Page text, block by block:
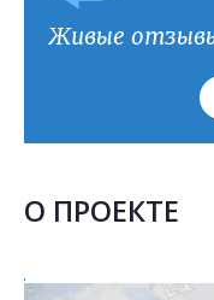
Живые
О ПРОЕКТЕ